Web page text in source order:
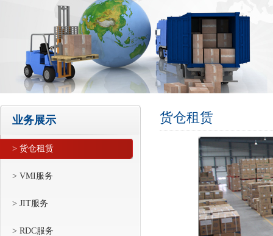
业务展示
> 货仓租赁
> VMI服务
> JIT服务
> RDC服务
货仓租赁